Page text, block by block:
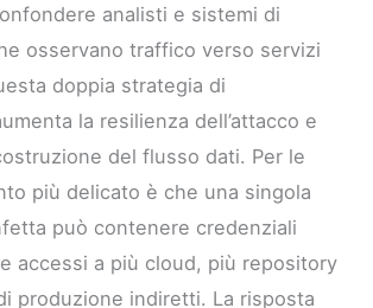
analisti e sistemi di
osservano traffico verso servizi
doppia strategia di
la resilienza dell’attacco e
del flusso dati. Per le
più delicato è che una singola
può contenere credenziali
accessi a più cloud, più repository
produzione indiretti. La risposta